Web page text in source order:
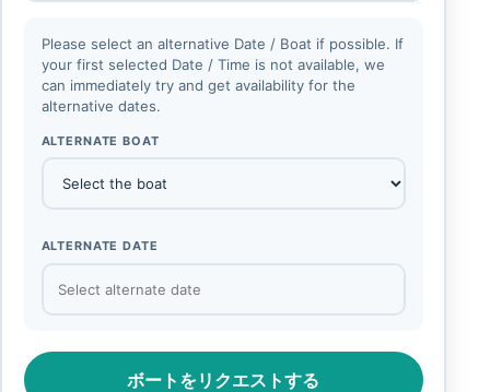
Please select an alternative Date / Boat if possible. If
your first selected Date / Time is not available, we
can immediately try and get availability for the
alternative dates.
ALTERNATE BOAT
ALTERNATE DATE
ボートをリクエストする